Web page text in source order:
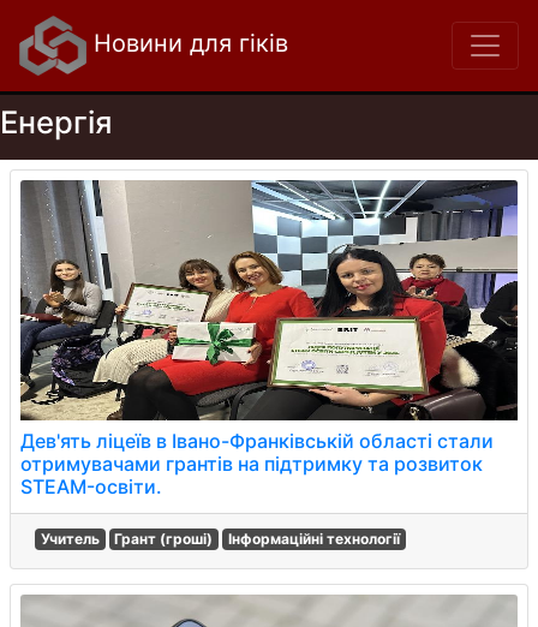
Новини для гіків
Енергія
Дев'ять ліцеїв в Івано-Франківській області стали
отримувачами грантів на підтримку та розвиток
STEAM-освіти.
Учитель Грант (гроші) Інформаційні технології